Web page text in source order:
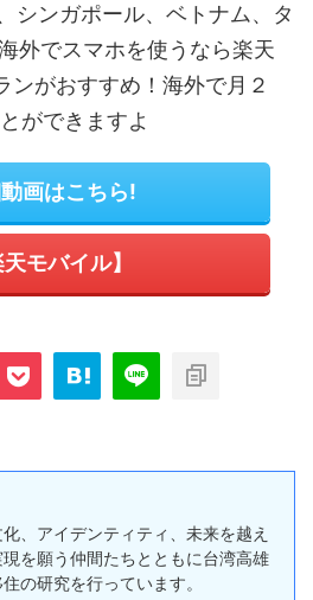
シンガポール、ベトナム、タ
外でスマホを使うなら楽天
ンがおすすめ！海外で月２
ができますよ
画はこちら!
天モバイル】
、アイデンティティ、未来を越え
現を願う仲間たちとともに台湾高雄
の研究を行っています。